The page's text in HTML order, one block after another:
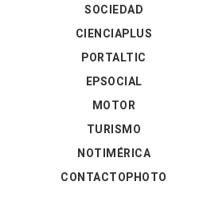
SOCIEDAD
CIENCIAPLUS
PORTALTIC
EPSOCIAL
MOTOR
TURISMO
NOTIMÉRICA
CONTACTOPHOTO